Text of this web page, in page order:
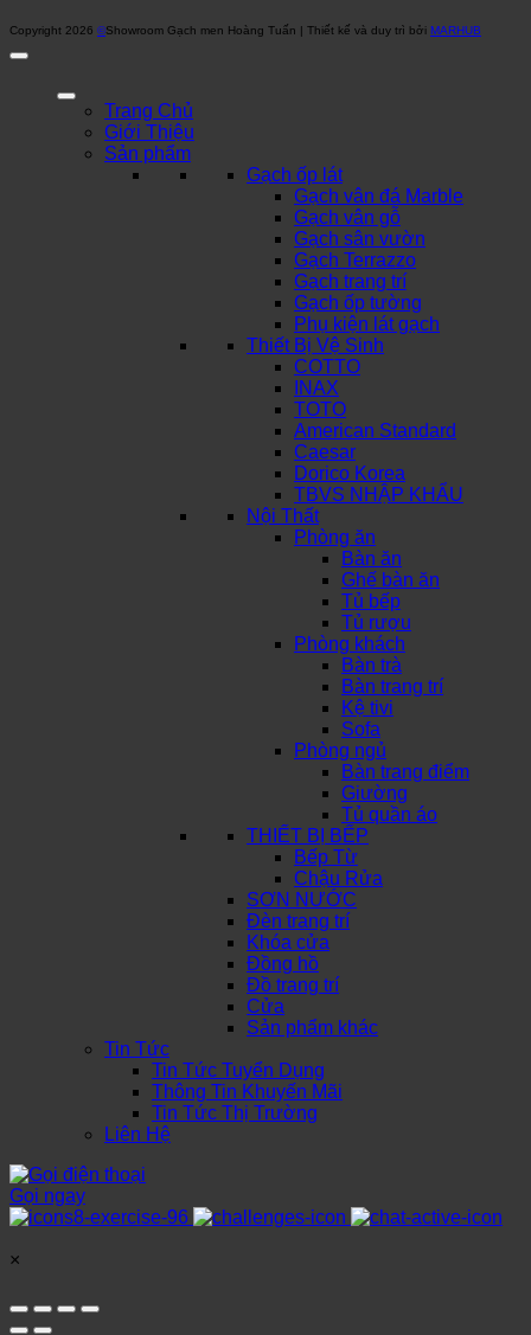
Copyright 2026 ©Showroom Gạch men Hoàng Tuấn | Thiết kế và duy trì bởi MARHUB
Trang Chủ
Giới Thiệu
Sản phẩm
Gạch ốp lát
Gạch vân đá Marble
Gạch vân gỗ
Gạch sân vườn
Gạch Terrazzo
Gạch trang trí
Gạch ốp tường
Phụ kiện lát gạch
Thiết Bị Vệ Sinh
COTTO
INAX
TOTO
American Standard
Caesar
Dorico Korea
TBVS NHẬP KHẨU
Nội Thất
Phòng ăn
Bàn ăn
Ghế bàn ăn
Tủ bếp
Tủ rượu
Phòng khách
Bàn trà
Bàn trang trí
Kệ tivi
Sofa
Phòng ngủ
Bàn trang điểm
Giường
Tủ quần áo
THIẾT BỊ BẾP
Bếp Từ
Chậu Rửa
SƠN NƯỚC
Đèn trang trí
Khóa cửa
Đồng hồ
Đồ trang trí
Cửa
Sản phẩm khác
Tin Tức
Tin Tức Tuyển Dụng
Thông Tin Khuyến Mãi
Tin Tức Thị Trường
Liên Hệ
Gọi ngay
×